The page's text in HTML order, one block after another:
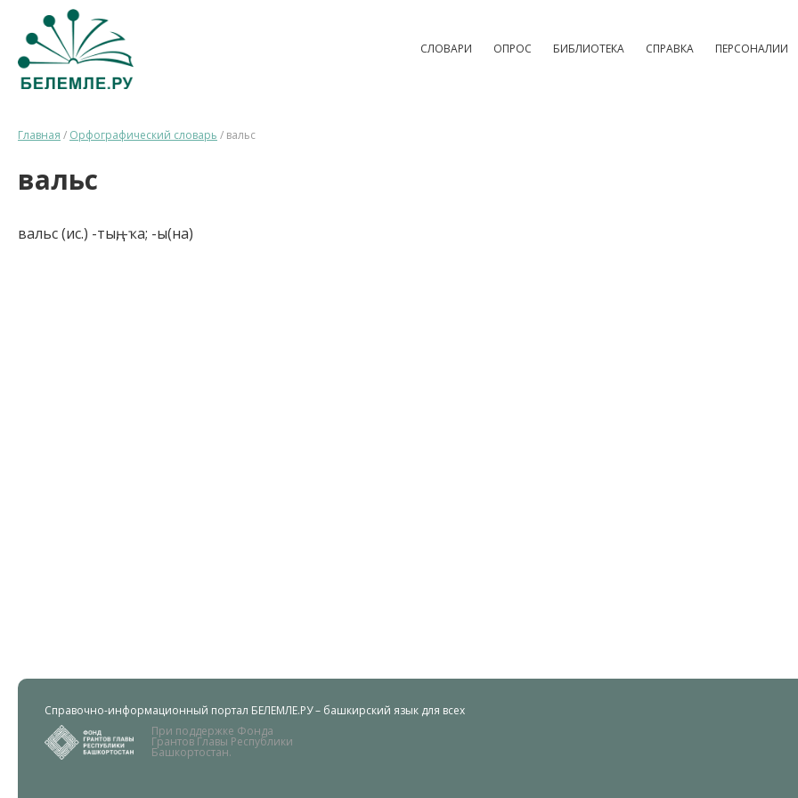
СЛОВАРИ ОПРОС БИБЛИОТЕКА СПРАВКА ПЕРСОНАЛИИ
Главная / Орфографический словарь / вальс
вальс
вальс (ис.) -тың, -ҡа; -ы(на)
Справочно-информационный портал БЕЛЕМЛЕ.РУ – башкирский язык для всех
При поддержке Фонда
Грантов Главы Республики
Башкортостан.